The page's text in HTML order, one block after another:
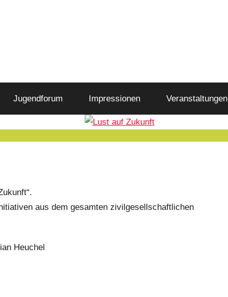
Jugendforum Impressionen Veranstaltungen
aus dem gesamten zivilgesellschaftlichen
Heuchel